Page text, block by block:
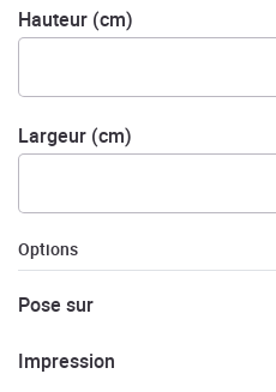
Hauteur (cm)
Largeur (cm)
Options
Pose sur
Impression